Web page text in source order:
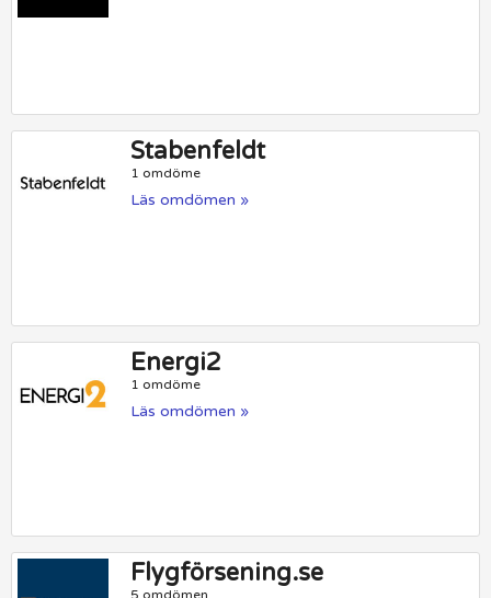
Stabenfeldt
1 omdöme
Läs omdömen »
Energi2
1 omdöme
Läs omdömen »
Flygförsening.se
5 omdömen